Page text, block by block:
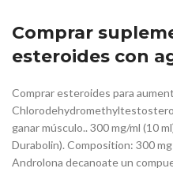
Comprar
esteroides con
Comprar esteroides para
ganar músculo.. 300 mg/ml (10
Durabolin). Composition: 300
Androlona decanoate un